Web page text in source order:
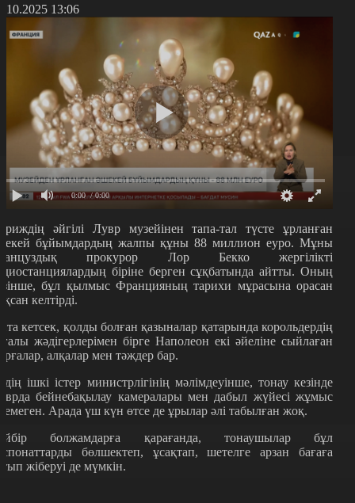
13:06
0:00 / 0:00
әйгілі Лувр музейінен тапа-тал түсте ұрланған
бұйымдардың жалпы құны 88 миллион еуро. Мұны
прокурор Лор Бекко жергілікті
біріне берген сұқбатында айтты. Оның
бұл қылмыс Францияның тарихи мұрасына орасан
келтірді.
кетсек, қолды болған қазыналар қатарында корольдердің
жәдігерлерімен бірге Наполеон екі әйеліне сыйлаған
алқалар мен тәждер бар.
ішкі істер министрлігінің мәлімдеуінше, тонау кезінде
бейнебақылау камералары мен дабыл жүйесі жұмыс
Арада үш күн өтсе де ұрылар әлі табылған жоқ.
болжамдарға қарағанда, тонаушылар бұл
бөлшектеп, ұсақтап, шетелге арзан бағаға
жіберуі де мүмкін.